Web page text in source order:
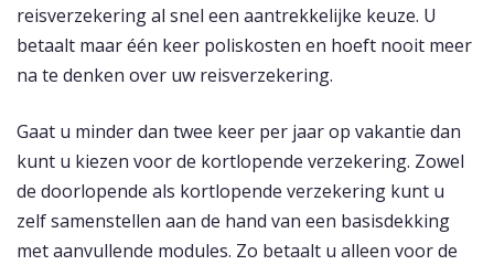
reisverzekering al snel een aantrekkelijke keuze. U
betaalt maar één keer poliskosten en hoeft nooit meer
na te denken over uw reisverzekering.
Gaat u minder dan twee keer per jaar op vakantie dan
kunt u kiezen voor de kortlopende verzekering. Zowel
de doorlopende als kortlopende verzekering kunt u
zelf samenstellen aan de hand van een basisdekking
met aanvullende modules. Zo betaalt u alleen voor de